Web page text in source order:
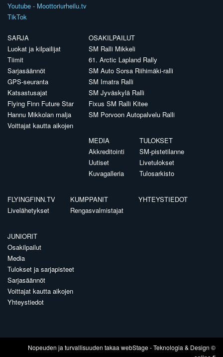
Youtube - Moottoriurheilu.tv
TikTok
SARJA
Luokat ja kilpailijat
Tiimit
Sarjasäännöt
GPS-seuranta
Katsastusajat
Flying Finn Future Star
Hannu Mikkolan malja
Voittajat kautta aikojen
OSAKILPAILUT
SM Ralli Mikkeli
61. Arctic Lapland Rally
SM Auto Sorsa Riihimäki-ralli
SM Imatra Ralli
SM Jyväskylä Ralli
Fixus SM Ralli Kitee
SM Porvoon Autopalvelu Ralli
MEDIA
Akkreditointi
Uutiset
Kuvagalleria
TULOKSET
SM-pistetilanne
Livetulokset
Tulosarkisto
FLYINGFINN.TV
Livelähetykset
KUMPPANIT
Rengasvalmistajat
YHTEYSTIEDOT
JUNIORIT
Osakilpailut
Media
Tulokset ja sarjapisteet
Sarjasäännöt
Voittajat kautta aikojen
Yhteystiedot
Nopeuden ja turvallisuuden takaa webStage- Teknologia & Design ©